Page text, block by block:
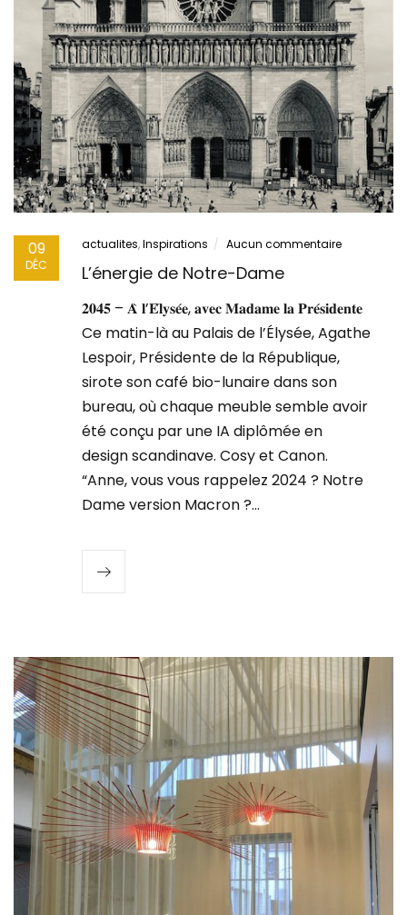
09
DÉC
actualites,Inspirations Aucun commentaire
L’énergie de Notre-Dame
𝟐𝟎𝟒𝟓 – 𝐀̀ 𝐥’𝐄́𝐥𝐲𝐬𝐞́𝐞, 𝐚𝐯𝐞𝐜 𝐌𝐚𝐝𝐚𝐦𝐞 𝐥𝐚 𝐏𝐫𝐞́𝐬𝐢𝐝𝐞𝐧𝐭𝐞
Ce matin-là au Palais de l’Élysée, Agathe
Lespoir, Présidente de la République,
sirote son café bio-lunaire dans son
bureau, où chaque meuble semble avoir
été conçu par une IA diplômée en
design scandinave. Cosy et Canon.
“Anne, vous vous rappelez 2024 ? Notre
Dame version Macron ?…